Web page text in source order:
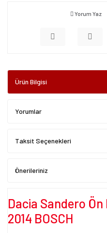
Yorum Yaz
Ürün Bilgisi
Yorumlar
Taksit Seçenekleri
Önerileriniz
Dacia Sandero Ön
2014 BOSCH